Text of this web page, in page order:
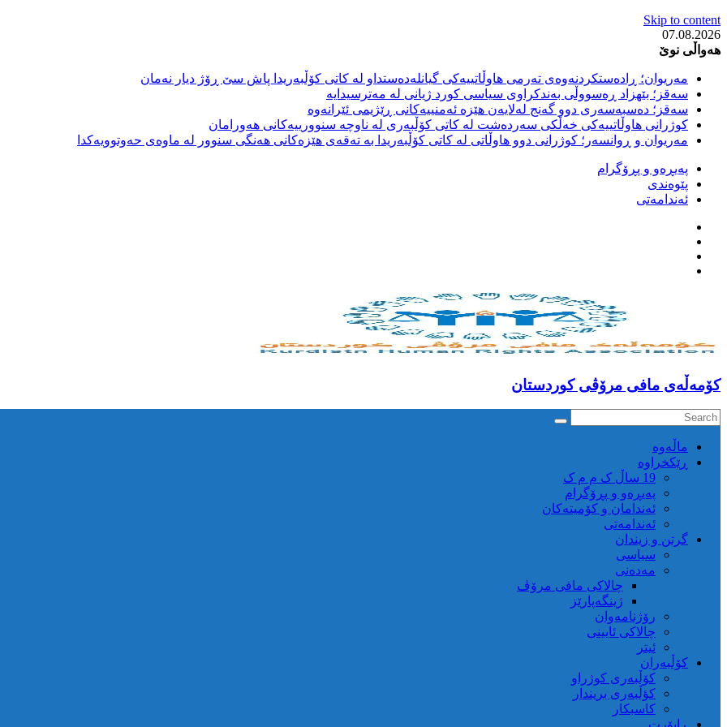
Skip to content
07.08.2026
هەواڵی نوێ
مەریوان؛ ڕادەستکردنەوەی تەرمی هاوڵاتییەکی گیانلەدەستداو لە کاتی کۆڵبەریدا پاش سێ ڕۆژ دیار نەمان
سەقز؛ بێهزاد ڕەسووڵی بەندکراوی سیاسی کورد ژیانی لە مەترسیدایە
سەقز؛ دەسبەسەری دوو گەنج لەلایەن هێزە ئەمنییەکانی ڕێژیمی ئێرانەوە
کوژرانی هاوڵاتییەکی خەڵکی سەردەشت لە کاتی کۆڵبەری لە ناوچە سنوورییەکانی هەورامان
مەریوان و ڕوانسەر؛ کوژرانی دوو هاوڵاتی لە کاتی کۆڵبەریدا بە تەقەی هێزەکانی هەنگی سنوور لە ماوەی حەوتوویەکدا
پەیڕەو و پڕۆگرام
پێوەندی
ئەندامەتی
كۆمه‌ڵه‌ی مافی مرۆڤی کوردستان
ماڵه‌وه‌
ڕێکخراوە
19 ساڵ ک م م ک
پەیڕەو و پڕۆگرام
ئەندامان و کۆمیتەکان
ئەندامەتی
گرتن و زیندان
سیاسی
مەدەنی
چالاکی مافی مرۆڤ
ژینگەپارێز
رۆژنامەوان
چالاکی ئایینی
ئیتر
کۆڵبەران
کۆڵبەری کوژراو
کؤڵبەری بریندار
کاسبکار